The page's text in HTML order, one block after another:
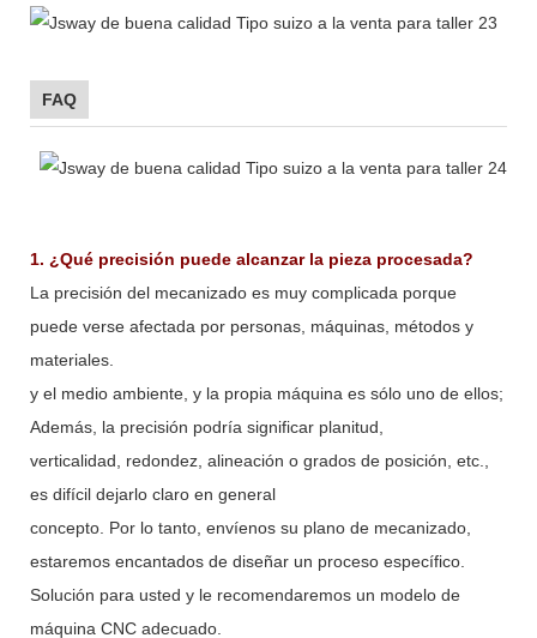
FAQ
1. ¿Qué precisión puede alcanzar la pieza procesada?
La precisión del mecanizado es muy complicada porque
puede verse afectada por personas, máquinas, métodos y
materiales.
y el medio ambiente, y la propia máquina es sólo uno de ellos;
Además, la precisión podría significar planitud,
verticalidad, redondez, alineación o grados de posición, etc.,
es difícil dejarlo claro en general
concepto. Por lo tanto, envíenos su plano de mecanizado,
estaremos encantados de diseñar un proceso específico.
Solución para usted y le recomendaremos un modelo de
máquina CNC adecuado.